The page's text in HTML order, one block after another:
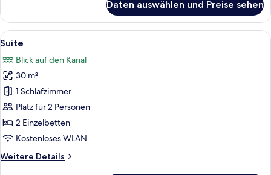
Suite
Daten auswählen und Preise sehen
Alle
Fotos
für
Suite
anzeigen
Ein modernes Wohnzimmer mit
4
Suite
Blick auf den Kanal
30 m²
1 Schlafzimmer
Platz für 2 Personen
2 Einzelbetten
Kostenloses WLAN
Weitere Details
Weitere